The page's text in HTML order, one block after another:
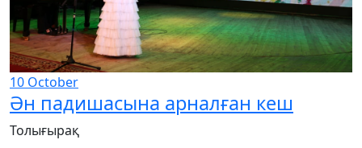
10 October
Ән падишасына арналған кеш
Толығырақ